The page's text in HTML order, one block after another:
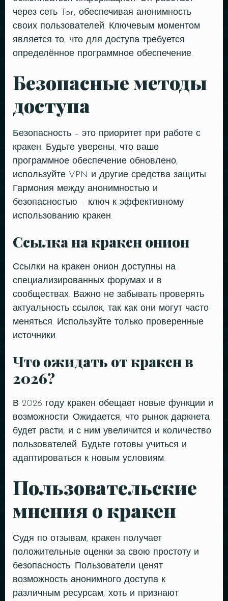
через сеть Tor, обеспечивая анонимность
своих пользователей. Ключевым моментом
является то, что для доступа требуется
определённое программное обеспечение.
Безопасные методы
доступа
Безопасность – это приоритет при работе с
кракен. Будьте уверены, что ваше
программное обеспечение обновлено,
используйте VPN и другие средства защиты.
Гармония между анонимностью и
безопасностью – ключ к эффективному
использованию кракен.
Ссылка на кракен онион
Ссылки на кракен онион доступны на
специализированных форумах и в
сообществах. Важно не забывать проверять
актуальность ссылок, так как они могут часто
меняться. Используйте только проверенные
источники.
Что ожидать от кракен в
2026?
В 2026 году кракен обещает новые функции и
возможности. Ожидается, что рынок даркнета
будет расти, и с ним увеличится и количество
пользователей. Будьте готовы учиться и
адаптироваться к новым условиям.
Пользовательские
мнения о кракен
Судя по отзывам, кракен получает
положительные оценки за свою простоту и
безопасность. Пользователи ценят
возможность анонимного доступа к
различным ресурсам, хоть и признают
Table Reservation